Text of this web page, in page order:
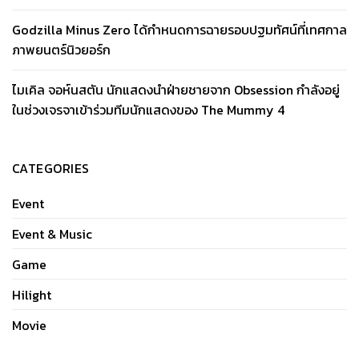
Godzilla Minus Zero ได้กำหนดการฉายรอบปฐมทัศน์ที่เทศกาล
ภาพยนตร์นิวยอร์ก
ไมเคิล จอห์นสตัน นักแสดงนำฝ่ายชายจาก Obsession กำลังอยู่
ในช่วงเจรจาเข้าร่วมทีมนักแสดงของ The Mummy 4
CATEGORIES
Event
Event & Music
Game
Hilight
Movie